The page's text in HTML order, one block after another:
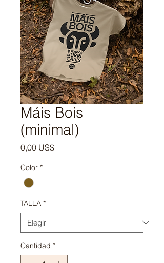
Máis Bois
(minimal)
0,00 US$Precio
Color *
TALLA *
Cantidad *